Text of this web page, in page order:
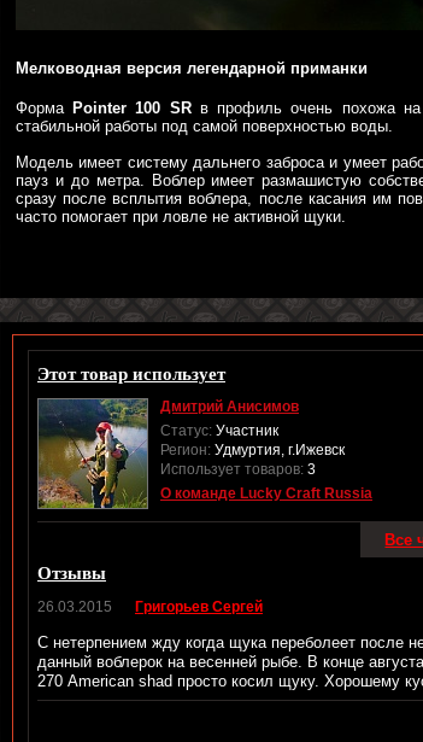
Мелководная версия легендарной приманки
ФормаPointer 100 SRв профиль очень похожа на
стабильной работы под самой поверхностью воды.
Модель имеет систему дальнего заброса и умеет
пауз и до метра. Воблер имеет размашистую
сразу после всплытия воблера, после касания им
часто помогает при ловле не активной щуки.
Этот товар использует
Дмитрий Анисимов
Статус: Участник
Регион: Удмуртия, г.Ижевск
Использует товаров: 3
О команде Lucky Craft Russia
Все
Отзывы
26.03.2015 Григорьев Сергей
С нетерпением жду когда щука переболеет после
данный воблерок на весенней рыбе. В конце
270 American shad просто косил щуку. Хорошему